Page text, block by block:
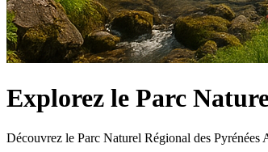
Explorez le Parc
Découvrez le Parc Naturel Régional des